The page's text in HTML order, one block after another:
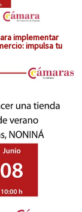
implementar
impulsa tu